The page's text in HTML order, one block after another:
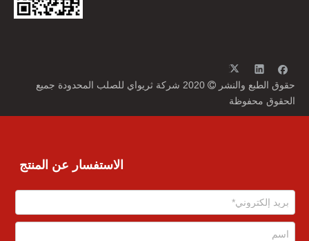
حقوق الطبع والنشر 
2020 شركة ثريواي للصلب المحدودة جميع
الحقوق محفوظة
الاستفسار عن المنتج